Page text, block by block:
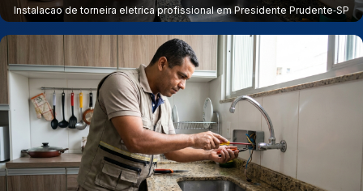
Instalacao de torneira eletrica profissional em Presidente Prudente‑SP